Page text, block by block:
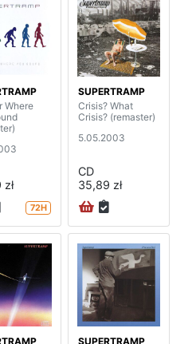
Where
72H
SUPERTRAMP
Crisis? What
Crisis? (remaster)
5.05.2003
CD
35,89 zł
SUPERTRAMP